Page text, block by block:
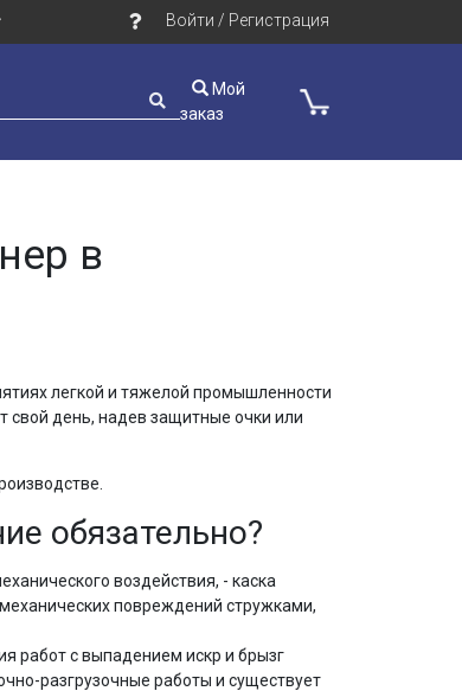
Войти / Регистрация
Мой
заказ
в
легкой и тяжелой промышленности
свой день, надев защитные очки или
обязательно?
воздействия, - каска
повреждений стружками,
работ с выпадением искр и брызг
разгрузочные работы и существует